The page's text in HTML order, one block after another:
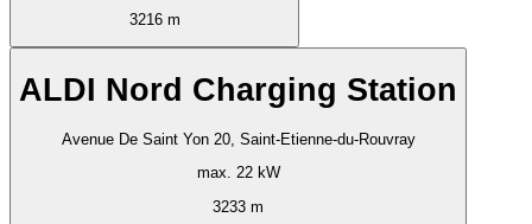
3216 m
ALDI Nord Charging Station
Avenue De Saint Yon 20, Saint-Etienne-du-Rouvray
max. 22 kW
3233 m